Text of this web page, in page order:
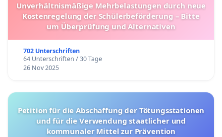
Unverhältnismäßige Mehrbelastungen durch neue
Kostenregelung der Schülerbeförderung – Bitte
um Überprüfung und Alternativen
702 Unterschriften
64 Unterschriften / 30 Tage
26 Nov 2025
Petition für die Abschaffung der Tötungsstationen
und für die Verwendung staatlicher und
kommunaler Mittel zur Prävention